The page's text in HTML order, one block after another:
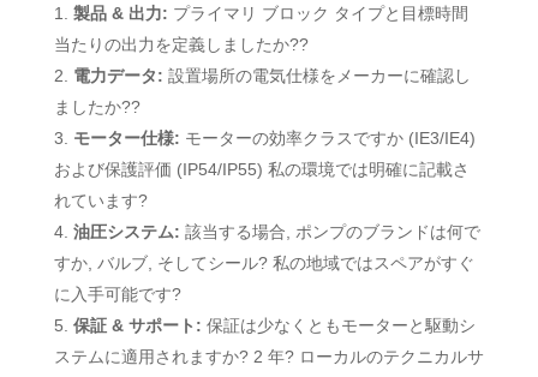
製品 & 出力: プライマリ ブロック タイプと目標時間
当たりの出力を定義しましたか??
電力データ: 設置場所の電気仕様をメーカーに確認し
ましたか??
モーター仕様: モーターの効率クラスですか(IE3/IE4)
および保護評価 (IP54/IP55) 私の環境では明確に記載さ
れています?
油圧システム: 該当する場合, ポンプのブランドは何で
すか, バルブ, そしてシール? 私の地域ではスペアがすぐ
に入手可能です?
保証 & サポート: 保証は少なくともモーターと駆動シ
ステムに適用されますか? 2 年? ローカルのテクニカルサ